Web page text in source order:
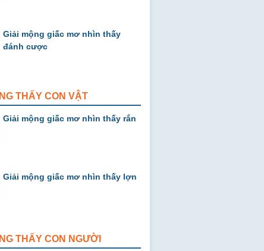
Giải mộng giấc mơ nhìn thấy
đánh cược
THẤY CON VẬT
Giải mộng giấc mơ nhìn thấy rắn
Giải mộng giấc mơ nhìn thấy lợn
THẤY CON NGƯỜI